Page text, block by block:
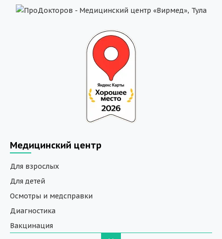
Медицинский центр
Для взрослых
Для детей
Осмотры и медсправки
Диагностика
Вакцинация